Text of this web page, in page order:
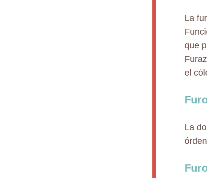
La
que
el
La